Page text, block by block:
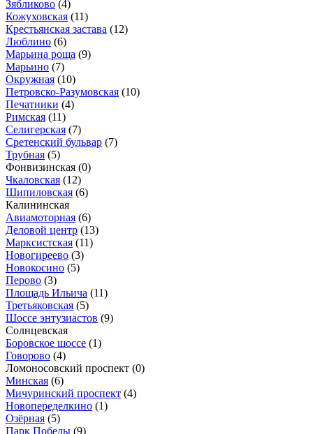
Зябликово (4)
Кожуховская (11)
Крестьянская застава (12)
Люблино (6)
Марьина роща (9)
Марьино (7)
Окружная (10)
Петровско-Разумовская (10)
Печатники (4)
Римская (11)
Селигерская (7)
Сретенский бульвар (7)
Трубная (5)
Фонвизинская (0)
Чкаловская (12)
Шипиловская (6)
Калининская
Авиамоторная (6)
Деловой центр (13)
Марксистская (11)
Новогиреево (3)
Новокосино (5)
Перово (3)
Площадь Ильича (11)
Третьяковская (5)
Шоссе энтузиастов (9)
Солнцевская
Боровское шоссе (1)
Говорово (4)
Ломоносовский проспект (0)
Минская (6)
Мичуринский проспект (4)
Новопеределкино (1)
Озёрная (5)
Парк Победы (9)